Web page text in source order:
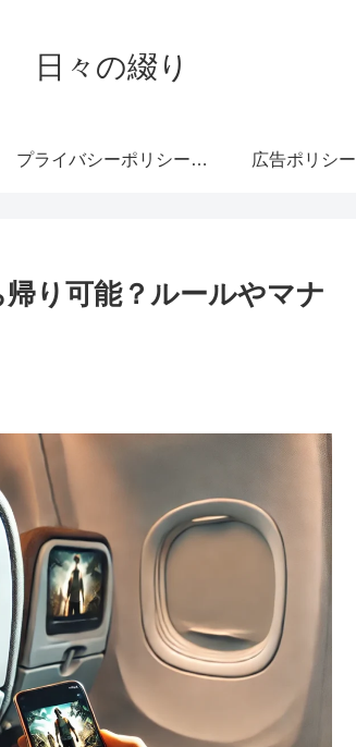
日々の綴り
プライバシーポリシー・免責事項 広告ポリシー
り可能？ルールやマナ